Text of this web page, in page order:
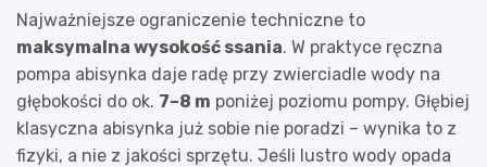
Najważniejsze ograniczenie techniczne to
maksymalna wysokość ssania. W praktyce ręczna
pompa abisynka daje radę przy zwierciadle wody na
głębokości do ok. 7–8 m poniżej poziomu pompy. Głębiej
klasyczna abisynka już sobie nie poradzi – wynika to z
fizyki, a nie z jakości sprzętu. Jeśli lustro wody opada